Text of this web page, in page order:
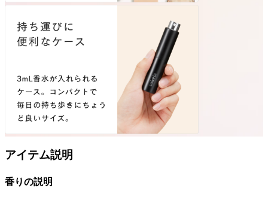
アイテム説明
香りの説明